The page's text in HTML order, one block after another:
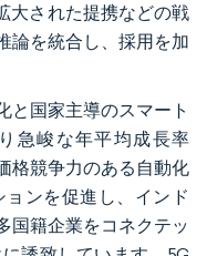
大された提携などの戦
論を統合し、採用を加
と国家主導のスマート
急峻な年平均成長率
格競争力のある自動化
ンを促進し、インド
国籍企業をコネクテッ